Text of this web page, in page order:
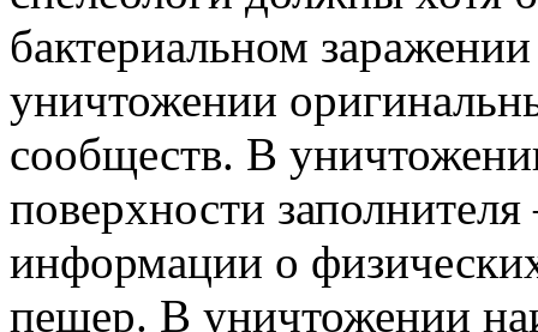
бактериальном
уничтожении
сообществ. В
поверхности
информации о
пещер. В уничтожении